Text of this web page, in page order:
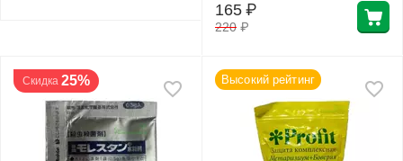
220 ₽
165 ₽
Скидка 25% Высокий рейтинг